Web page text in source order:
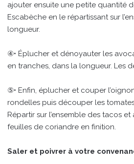
ajouter ensuite une petite quantité
Escabèche en le répartissant sur
longueur.
④• Éplucher et dénoyauter les
en tranches, dans la longueur. Les
⑤• Enfin, éplucher et couper
rondelles puis découper les
Répartir sur l’ensemble des tacos
feuilles de coriandre en finition.
Saler et poivrer à votre